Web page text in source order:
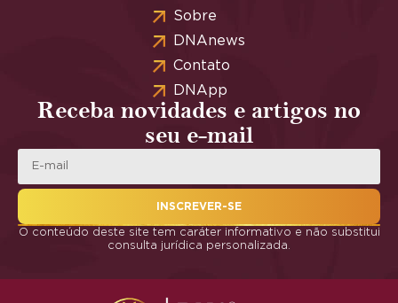
Sobre
DNAnews
Contato
DNApp
Receba novidades e artigos no
seu e-mail
INSCREVER-SE
O conteúdo deste site tem caráter informativo e não substitui
consulta jurídica personalizada.